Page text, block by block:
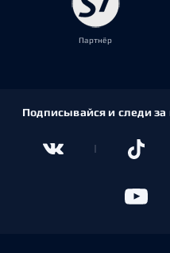
Партнёр
Подписывайся и следи за